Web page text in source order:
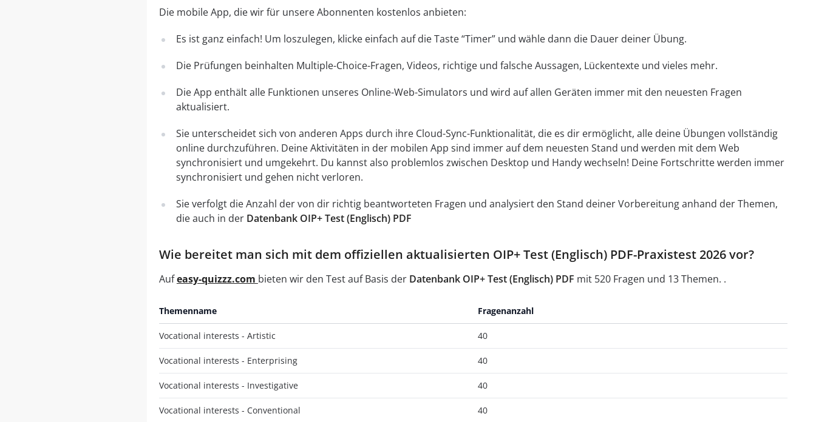
Die mobile App, die wir für unsere Abonnenten kostenlos anbieten:
Es ist ganz einfach! Um loszulegen, klicke einfach auf die Taste “Timer” und wähle dann die Dauer deiner Übung.
Die Prüfungen beinhalten Multiple-Choice-Fragen, Videos, richtige und falsche Aussagen, Lückentexte und vieles mehr.
Die App enthält alle Funktionen unseres Online-Web-Simulators und wird auf allen Geräten immer mit den neuesten Fragen
aktualisiert.
Sie unterscheidet sich von anderen Apps durch ihre Cloud-Sync-Funktionalität, die es dir ermöglicht, alle deine Übungen vollständig
online durchzuführen. Deine Aktivitäten in der mobilen App sind immer auf dem neuesten Stand und werden mit dem Web
synchronisiert und umgekehrt. Du kannst also problemlos zwischen Desktop und Handy wechseln! Deine Fortschritte werden immer
synchronisiert und gehen nicht verloren.
Sie verfolgt die Anzahl der von dir richtig beantworteten Fragen und analysiert den Stand deiner Vorbereitung anhand der Themen,
die auch in der Datenbank OIP+ Test (Englisch) PDF
Wie bereitet man sich mit dem offiziellen aktualisierten OIP+ Test (Englisch) PDF-Praxistest 2026 vor?
Aufeasy-quizzz.com bieten wir den Test auf Basis der Datenbank OIP+ Test (Englisch) PDF mit 520 Fragen und 13 Themen. .
Themenname Fragenanzahl
Vocational interests - Artistic 40
Vocational interests - Enterprising 40
Vocational interests - Investigative 40
Vocational interests - Conventional 40